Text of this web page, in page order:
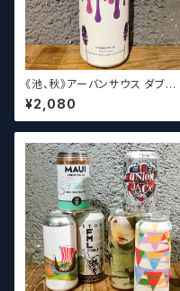
《池、秋》アーバンサウス ダブル
スピルド ロックザボート / Urba
n South HTX Double Spille
d: Rock the Boat【クラフトビ
¥2,080